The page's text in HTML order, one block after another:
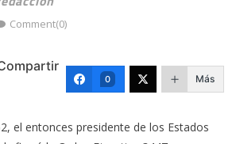
Comment(0)
0 Más
el entonces presidente de los Estados